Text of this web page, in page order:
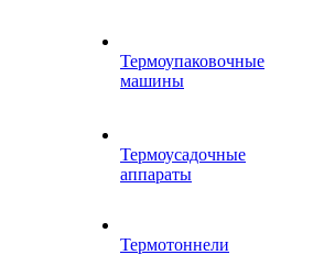
Термоупаковочные
машины
Термоусадочные
аппараты
Термотоннели